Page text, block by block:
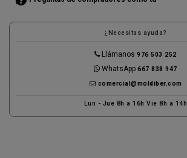
¿Necesitas ayuda?
Llámanos976 503 252
WhatsApp667 838 947
comercial@moldiber.com
Lun - Jue 8h a 16h Vie 8h a 14h